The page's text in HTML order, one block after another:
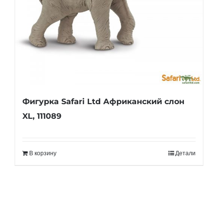
Фигурка Safari Ltd Африканский слон
XL, 111089
В корзину Детали